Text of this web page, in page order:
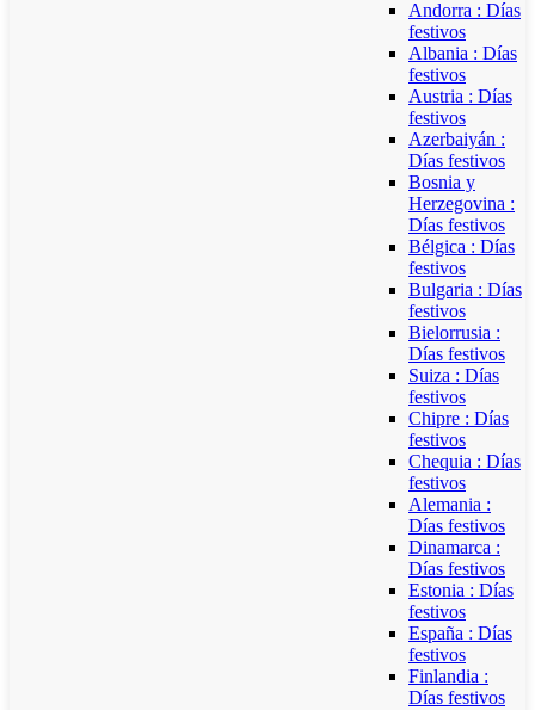
Andorra : Días
festivos
Albania : Días
festivos
Austria : Días
festivos
Azerbaiyán :
Días festivos
Bosnia y
Herzegovina :
Días festivos
Bélgica : Días
festivos
Bulgaria : Días
festivos
Bielorrusia :
Días festivos
Suiza : Días
festivos
Chipre : Días
festivos
Chequia : Días
festivos
Alemania :
Días festivos
Dinamarca :
Días festivos
Estonia : Días
festivos
España : Días
festivos
Finlandia :
Días festivos